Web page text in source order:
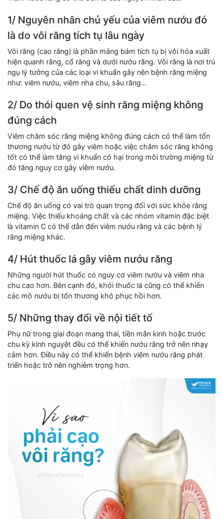
1/ Nguyên nhân chủ yếu của viêm nướu đó
là do vôi răng tích tụ lâu ngày
Vôi răng (cao răng) là phần mảng bám tích tụ bị vôi hóa xuất
hiện quanh răng, cổ răng và dưới nướu răng. Vôi răng là nơi trú
ngụ lý tưởng của các loại vi khuẩn gây nên bệnh răng miệng
như: viêm nướu, viêm nha chu, sâu răng…
2/ Do thói quen vệ sinh răng miệng không
đúng cách
Viêm chăm sóc răng miệng không đúng cách có thể làm tổn
thương nướu từ đó gây viêm hoặc việc chăm sóc răng không
tốt có thể làm tăng vi khuẩn có hại trong môi trường miệng từ
đó tăng nguy cơ gây viêm nướu.
3/ Chế độ ăn uống thiếu chất dinh dưỡng
Chế độ ăn uống có vai trò quan trọng đối với sức khỏe răng
miệng. Việc thiếu khoáng chất và các nhóm vitamin đặc biệt
là vitamin C có thể dẫn đến viêm nướu răng và các bệnh lý
răng miệng khác.
4/ Hút thuốc lá gây viêm nướu răng
Những người hút thuốc có nguy cơ viêm nướu và viêm nha
chu cao hơn. Bên cạnh đó, khói thuốc lá cũng có thể khiến
các mô nướu bị tổn thương khó phục hồi hơn.
5/ Những thay đổi về nội tiết tố
Phụ nữ trong giai đoạn mang thai, tiền mãn kinh hoặc trước
chu kỳ kinh nguyệt đều có thể khiến nướu răng trở nên nhạy
cảm hơn. Điều này có thể khiến bệnh viêm nướu răng phát
triển hoặc trở nên nghiêm trọng hơn.